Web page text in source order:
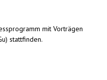
mit Vorträgen
stattfinden.